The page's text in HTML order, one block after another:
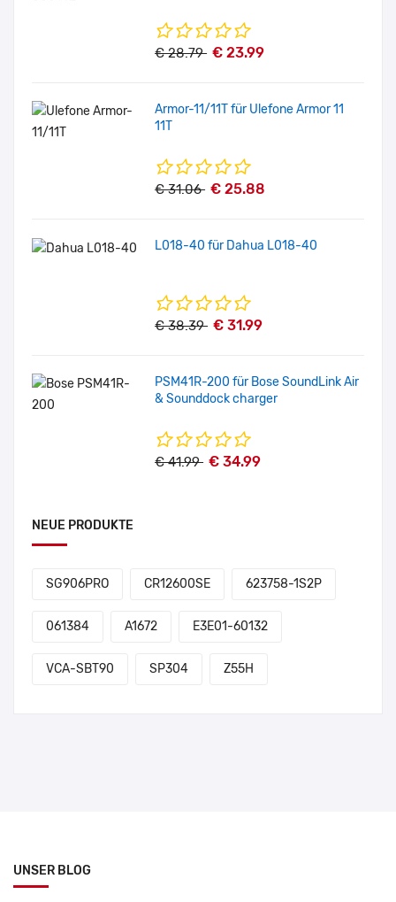
€ 28.79 € 23.99
Armor-11/11T für Ulefone Armor 11
11T
€ 31.06 € 25.88
L018-40 für Dahua L018-40
€ 38.39 € 31.99
PSM41R-200 für Bose SoundLink Air
& Sounddock charger
€ 41.99 € 34.99
NEUE PRODUKTE
SG906PRO CR12600SE 623758-1S2P
061384 A1672 E3E01-60132
VCA-SBT90 SP304 Z55H
UNSER BLOG